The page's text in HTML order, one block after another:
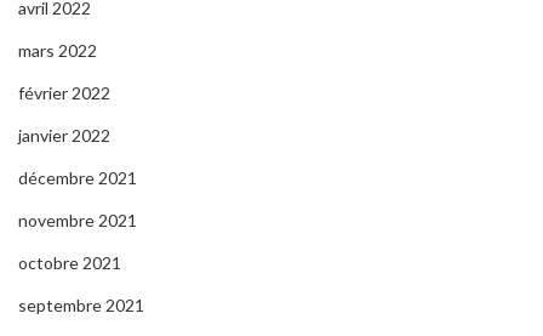
avril 2022
mars 2022
février 2022
janvier 2022
décembre 2021
novembre 2021
octobre 2021
septembre 2021